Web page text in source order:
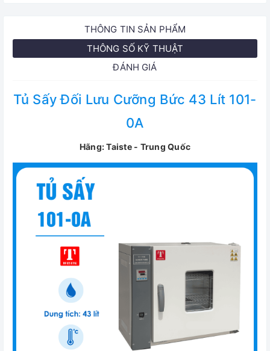
THÔNG TIN SẢN PHẨM
THÔNG SỐ KỸ THUẬT
ĐÁNH GIÁ
Tủ Sấy Đối Lưu Cưỡng Bức 43 Lít 101-
0A
Hãng: Taiste - Trung Quốc